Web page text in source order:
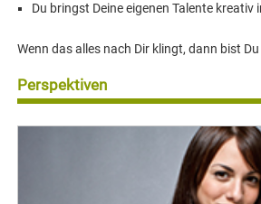
Du bringst Deine eigenen Talente kreativ
Wenn das alles nach Dir klingt, dann bist
Perspektiven